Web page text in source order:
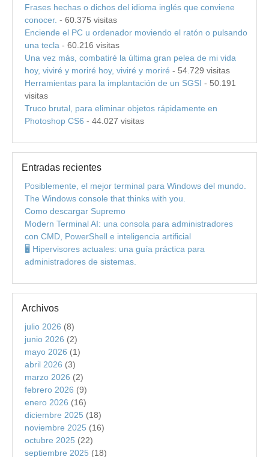
Frases hechas o dichos del idioma inglés que conviene
conocer. - 60.375 visitas
Enciende el PC u ordenador moviendo el ratón o pulsando
una tecla - 60.216 visitas
Una vez más, combatiré la última gran pelea de mi vida
hoy, viviré y moriré hoy, viviré y moriré - 54.729 visitas
Herramientas para la implantación de un SGSI - 50.191
visitas
Truco brutal, para eliminar objetos rápidamente en
Photoshop CS6 - 44.027 visitas
Entradas recientes
Posiblemente, el mejor terminal para Windows del mundo.
The Windows console that thinks with you.
Como descargar Supremo
Modern Terminal AI: una consola para administradores
con CMD, PowerShell e inteligencia artificial
🖥️ Hipervisores actuales: una guía práctica para
administradores de sistemas.
Archivos
julio 2026 (8)
junio 2026 (2)
mayo 2026 (1)
abril 2026 (3)
marzo 2026 (2)
febrero 2026 (9)
enero 2026 (16)
diciembre 2025 (18)
noviembre 2025 (16)
octubre 2025 (22)
septiembre 2025 (18)